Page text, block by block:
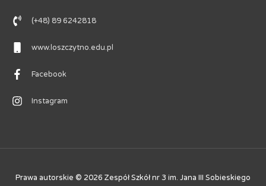
(+48) 89 6242818
www.loszczytno.edu.pl
Facebook
Instagram
Prawa autorskie © 2026 Zespół Szkół nr 3 im. Jana III Sobieskiego